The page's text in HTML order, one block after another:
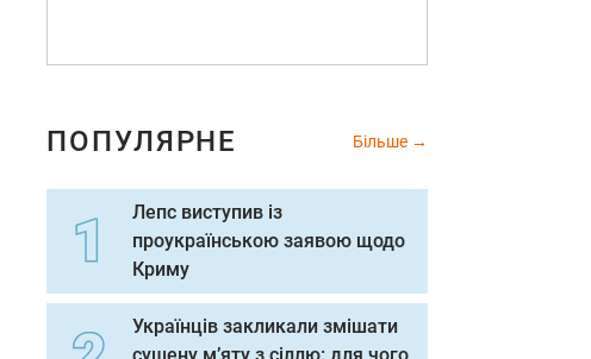
ПОПУЛЯРНЕ Більше
Лепс виступив із
проукраїнською заявою щодо
Криму
Українців закликали змішати